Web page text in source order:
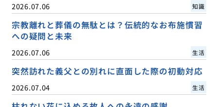
2026.07.06 知識
宗教離れと葬儀の無駄とは？伝統的なお布施慣習
への疑問と未来
2026.07.06 生活
突然訪れた義父との別れに直面した際の初動対応
2026.07.04 生活